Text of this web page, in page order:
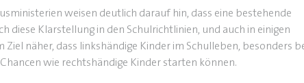
weisen deutlich darauf hin, dass eine bestehende
diese Klarstellung in den Schulrichtlinien, und auch in einigen
näher, dass linkshändige Kinder im Schulleben, besonders
wie rechtshändige Kinder starten können.